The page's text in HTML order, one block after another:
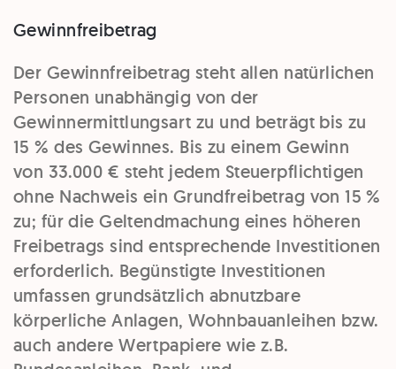
Gewinnfreibetrag
Der Gewinnfreibetrag steht allen natürlichen
Personen unabhängig von der
Gewinnermittlungsart zu und beträgt bis zu
15 % des Gewinnes. Bis zu einem Gewinn
von 33.000 € steht jedem Steuerpflichtigen
ohne Nachweis ein Grundfreibetrag von 15 %
zu; für die Geltendmachung eines höheren
Freibetrags sind entsprechende Investitionen
erforderlich. Begünstigte Investitionen
umfassen grundsätzlich abnutzbare
körperliche Anlagen, Wohnbauanleihen bzw.
auch andere Wertpapiere wie z.B.